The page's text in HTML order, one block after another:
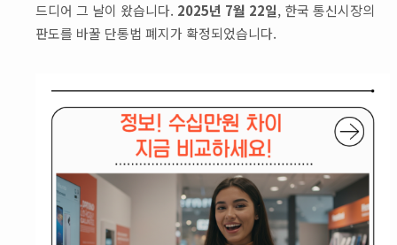
드디어 그 날이 왔습니다. 2025년 7월 22일, 한국 통신시장의
판도를 바꿀 단통법 폐지가 확정되었습니다.